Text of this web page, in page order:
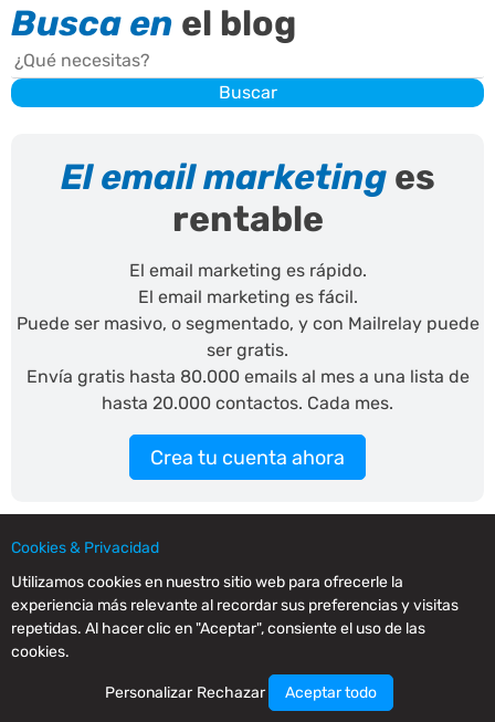
Busca en el blog
Buscar
Buscar
El email marketing es
rentable
El email marketing es rápido.
El email marketing es fácil.
Puede ser masivo, o segmentado, y con Mailrelay puede
ser gratis.
Envía gratis hasta 80.000 emails al mes a una lista de
hasta 20.000 contactos. Cada mes.
Crea tu cuenta ahora
SMS masivoefectivo
Puedes crear campañas de SMS masivos para conectar
Crea tu cuenta ahora
Cookies & Privacidad
Utilizamos cookies en nuestro sitio web para ofrecerle la
experiencia más relevante al recordar sus preferencias y visitas
repetidas. Al hacer clic en "Aceptar", consiente el uso de las
cookies.
Personalizar Rechazar Aceptar todo